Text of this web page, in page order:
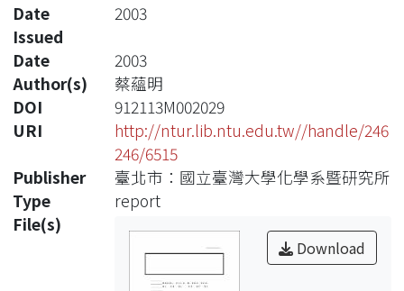
Date
Issued
2003
Date
2003
Author(s)
蔡蘊明
DOI
912113M002029
URI
http://ntur.lib.ntu.edu.tw//handle/246
246/6515
Publisher
臺北市：國立臺灣大學化學系暨研究所
Type
report
File(s)
Download